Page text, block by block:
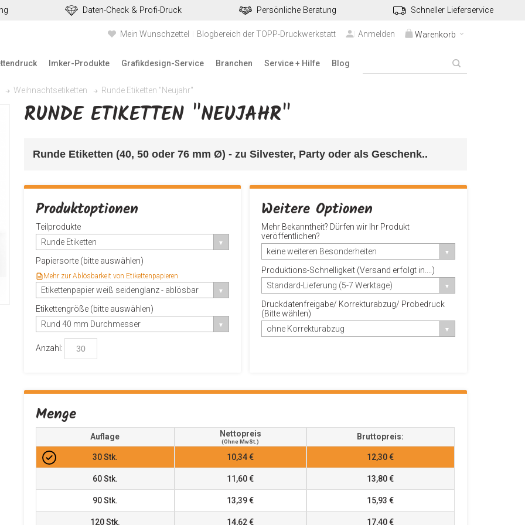
Daten-Check & Profi-Druck Persönliche Beratung Schneller Lieferservice
Warenkorb
Mein Wunschzettel Blogbereich der TOPP-Druckwerkstatt Anmelden
Imker-Produkte Grafikdesign-Service Branchen Service + Hilfe Blog
Weihnachtsetiketten Runde Etiketten "Neujahr"
RUNDE ETIKETTEN "NEUJAHR"
Runde Etiketten (40, 50 oder 76 mm Ø) - zu Silvester, Party oder als Geschenk..
Produktoptionen
Teilprodukte
Runde Etiketten
Papiersorte (bitte auswählen)
Mehr zur Ablösbarkeit von Etikettenpapieren
Etikettenpapier weiß seidenglanz - ablösbar
Etikettengröße (bitte auswählen)
Rund 40 mm Durchmesser
Anzahl:
Weitere Optionen
Mehr Bekanntheit? Dürfen wir Ihr Produkt
veröffentlichen?
keine weiteren Besonderheiten
Produktions-Schnelligkeit (Versand erfolgt in....)
Standard-Lieferung (5-7 Werktage)
Druckdatenfreigabe/ Korrekturabzug/ Probedruck
(Bitte wählen)
ohne Korrekturabzug
Menge
Auflage Nettopreis
(ohne MwSt.)
Bruttopreis:
30Stk. 10,34 € 12,30 €
60Stk. 11,60 € 13,80 €
90Stk. 13,39 € 15,93 €
120Stk. 14,62 € 17,40 €